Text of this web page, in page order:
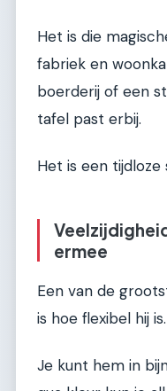
Het is die
fabriek en
boerderij of een
tafel past erbij.
Het is een
ermee
Een van de
is hoe flexibel hij is.
Je kunt hem in